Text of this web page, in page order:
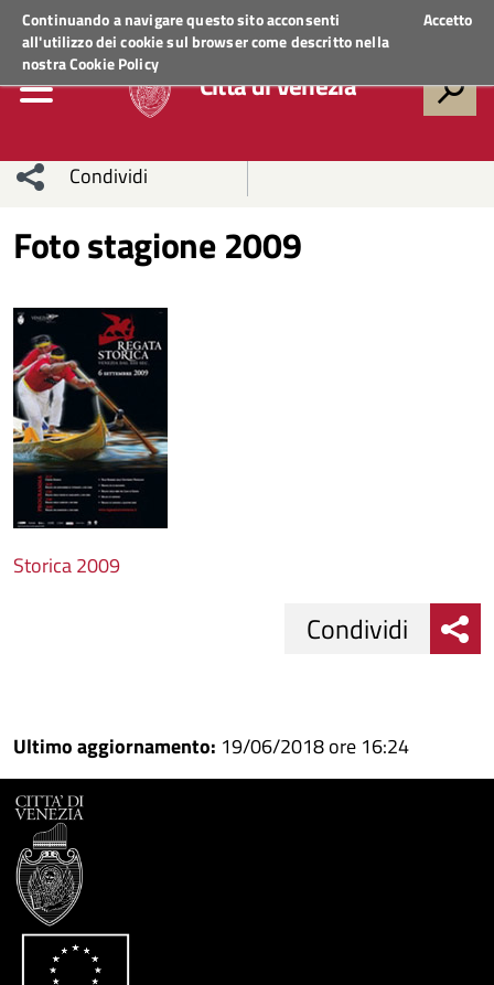
Continuando a navigare questo sito acconsenti
all'utilizzo dei cookie sul browser come descritto nella
nostraCookie Policy
Accetto
Regione VenetoACCEDI AI SERVIZI
Città di Venezia
Condividi
network
Condividi
Condividi
Foto stagione 2009
Storica 2009
su
Facebook
Condividi
su
Condividi
Condividi
Ultimo aggiornamento: 19/06/2018 ore 16:24